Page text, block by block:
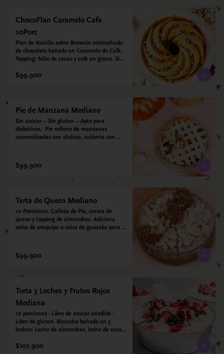
ChocoFlan Caramelo Cafe
10Porc
Flan de Vainilla sobre Brownie melcochudo
de chocolate bañado en Caramelo de Café.
Topping: Nibs de cacao y cafe en grano. Sin
diabéticos
$99.900
Pie de Manzana Mediano
Sin azúcar – Sin gluten – Apto para
diabéticos.  Pie relleno de manzanas
caramelizadas con alulosa, cubierta con
de leche de coco y que envuelve todos los
sabores.
$99.900
Tarta de Queso Mediano
10 Porciones. Galleta de Pie, crema de
queso y topping de almendras. Adiciona
salsa de arequipe o salsa de guayaba para
$99.900
Torta 3 Leches y Frutos Rojos
Mediana
10 porciones - Libre de azúcar añadida -
Libre de gluten. Bizcocho bañado en 3
leches: Leche de almendras, leche de coco y
Harina de arroz, harina de quinoa, huevo,
$107.900